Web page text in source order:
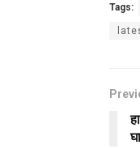
Tags: